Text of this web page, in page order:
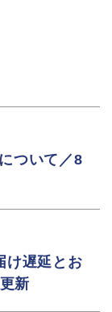
ついて／8
け遅延とお
新